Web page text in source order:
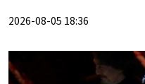
2026-08-05 18:36